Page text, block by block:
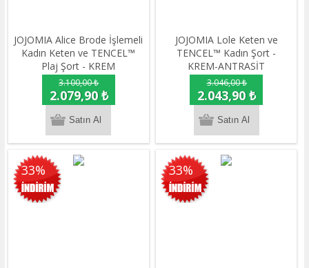
JOJOMIA Alice Brode İşlemeli
Kadın Keten ve TENCEL™
Plaj Şort - KREM
3.100,00 ₺
2.079,90 ₺
JOJOMIA Lole Keten ve
TENCEL™ Kadın Şort -
KREM-ANTRASİT
3.046,00 ₺
2.043,90 ₺
33% 33%